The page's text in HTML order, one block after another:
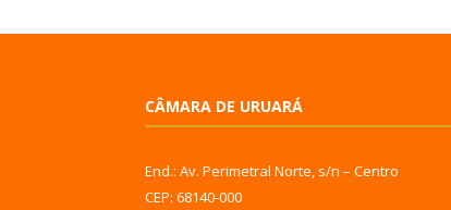
CÂMARA DE URUARÁ
End.: Av. Perimetral Norte, s/n – Centro
CEP: 68140-000